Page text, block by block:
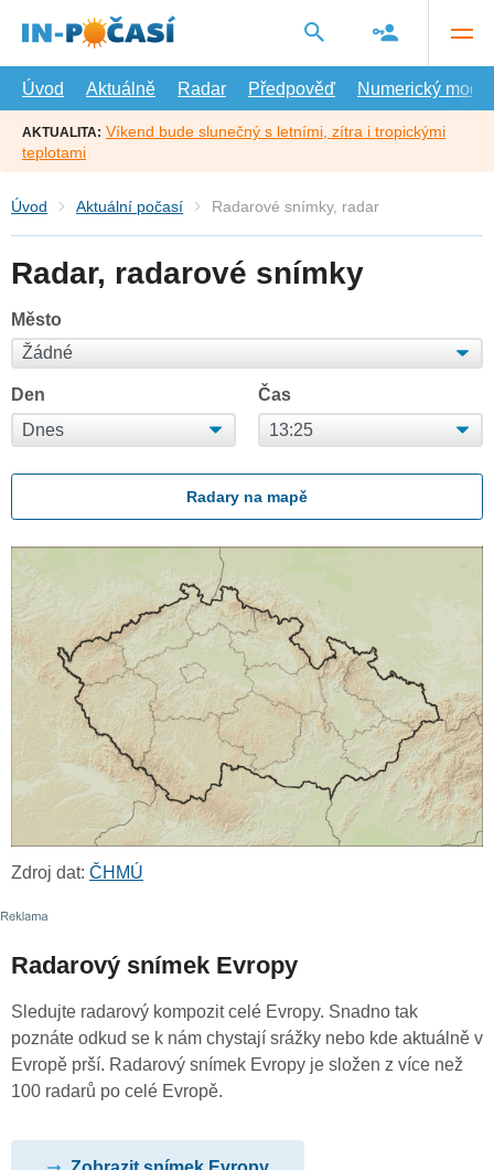
hlavní
Úvod
Aktuálně Radar Předpověď Numerický model
AKTUALITA: Víkend bude slunečný s letními, zítra i tropickými
teplotami
Úvod Aktuální počasí Radarové snímky, radar
Radar, radarové snímky
Město
Den Čas
Radary na mapě
Zdroj dat: ČHMÚ
Radarový snímek Evropy
Sledujte radarový kompozit celé Evropy. Snadno tak
poznáte odkud se k nám chystají srážky nebo kde aktuálně v
Evropě prší. Radarový snímek Evropy je složen z více než
100 radarů po celé Evropě.